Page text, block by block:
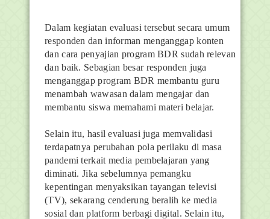
Dalam kegiatan evaluasi tersebut secara umum
responden dan informan menganggap konten
dan cara penyajian program BDR sudah relevan
dan baik. Sebagian besar responden juga
menganggap program BDR membantu guru
menambah wawasan dalam mengajar dan
membantu siswa memahami materi belajar.
Selain itu, hasil evaluasi juga memvalidasi
terdapatnya perubahan pola perilaku di masa
pandemi terkait media pembelajaran yang
diminati. Jika sebelumnya pemangku
kepentingan menyaksikan tayangan televisi
(TV), sekarang cenderung beralih ke media
sosial dan platform berbagi digital. Selain itu,